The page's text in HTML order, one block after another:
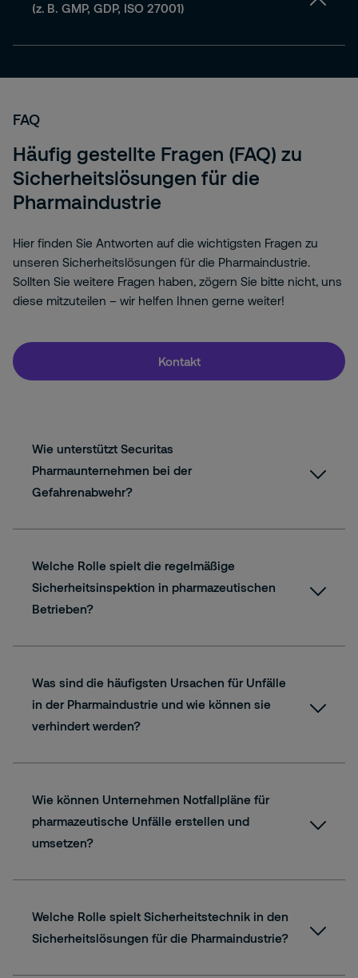
(z. B. GMP, GDP, ISO 27001)
FAQ
Häufig gestellte Fragen (FAQ) zu
Sicherheitslösungen für die
Pharmaindustrie
Hier finden Sie Antworten auf die wichtigsten Fragen zu
unseren Sicherheitslösungen für die Pharmaindustrie.
Sollten Sie weitere Fragen haben, zögern Sie bitte nicht, uns
diese mitzuteilen – wir helfen Ihnen gerne weiter!
Kontakt
Wie unterstützt Securitas
Pharmaunternehmen bei der
Gefahrenabwehr?
Welche Rolle spielt die regelmäßige
Sicherheitsinspektion in pharmazeutischen
Betrieben?
Was sind die häufigsten Ursachen für Unfälle
in der Pharmaindustrie und wie können sie
verhindert werden?
Wie können Unternehmen Notfallpläne für
pharmazeutische Unfälle erstellen und
umsetzen?
Welche Rolle spielt Sicherheitstechnik in den
Sicherheitslösungen für die Pharmaindustrie?